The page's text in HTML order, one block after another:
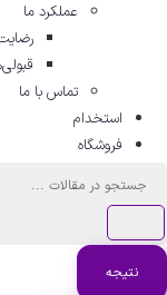
عملکرد ما
تماس با ما
استخدام
فروشگاه
نتیجه